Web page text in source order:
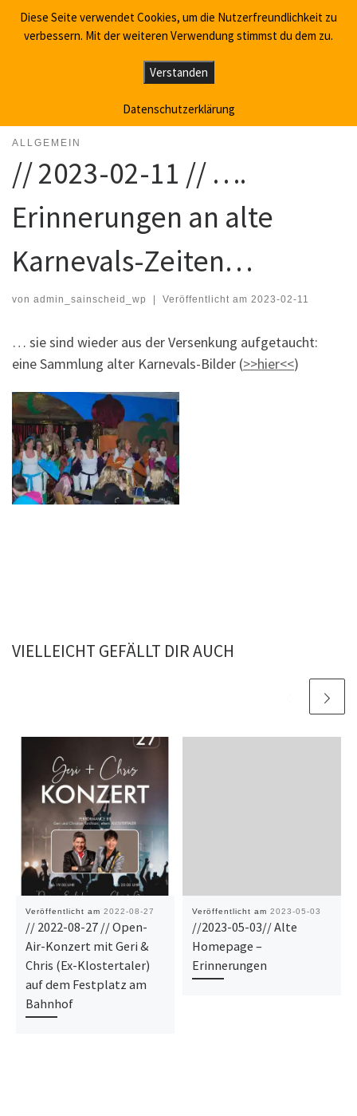
Zum Inhalt springen
Willkommen in Sainscheid
// 2023-02-11 // …. Erinnerungen an alte
ALLGEMEIN
// 2023-02-11 // ….
Erinnerungen an alte
Karnevals-Zeiten…
von admin_sainscheid_wp | Veröffentlicht am 2023-02-11
… sie sind wieder aus der Versenkung aufgetaucht:
eine Sammlung alter Karnevals-Bilder (>>hier<<)
VIELLEICHT GEFÄLLT DIR AUCH
Veröffentlicht am 2022-08-27
// 2022-08-27 // Open-
Air-Konzert mit Geri &
Chris (Ex-Klostertaler)
auf dem Festplatz am
Bahnhof
Veröffentlicht am 2023-05-03
//2023-05-03// Alte
Homepage –
Erinnerungen
Diese Seite verwendet Cookies, um die Nutzerfreundlichkeit zu
verbessern. Mit der weiteren Verwendung stimmst du dem zu.
Verstanden
Datenschutzerklärung